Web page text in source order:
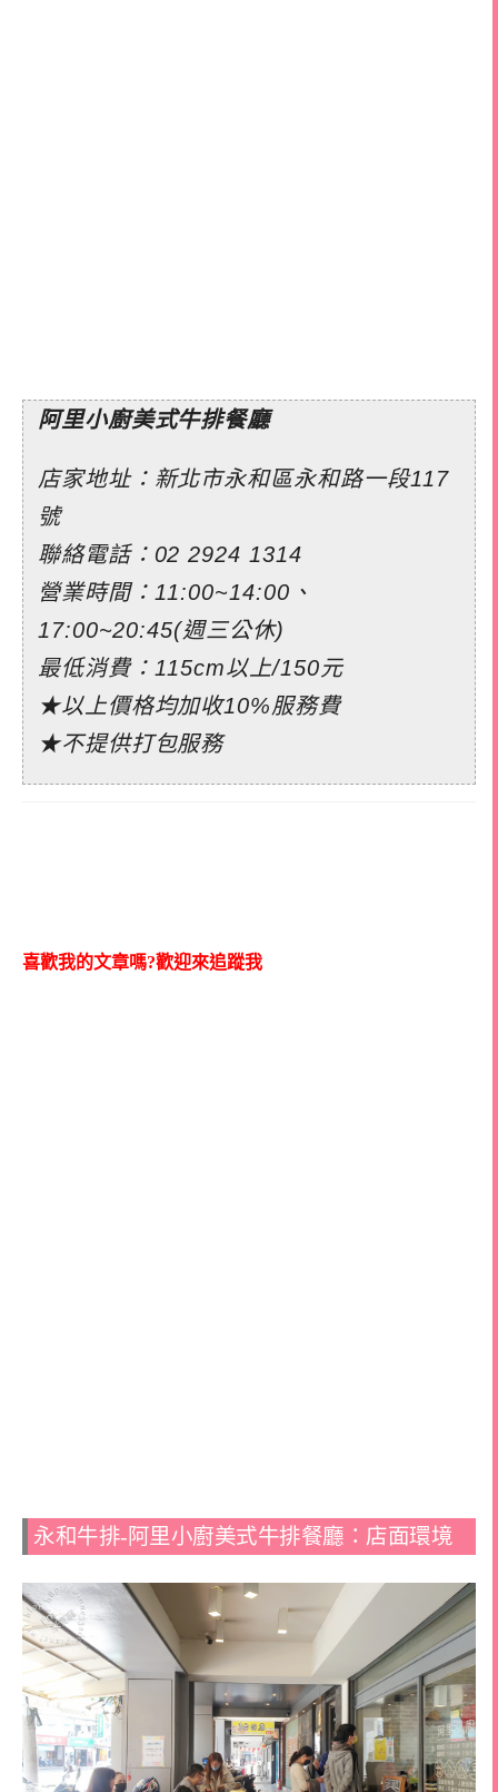
阿里小廚美式牛排餐廳
店家地址：新北市永和區永和路一段117
號
聯絡電話： 02 2924 1314
營業時間：11:00~14:00、
17:00~20:45(週三公休)
最低消費：115cm以上/150元
★以上價格均加收10%服務費
★不提供打包服務
喜歡我的文章嗎?歡迎來追蹤我
永和牛排-阿里小廚美式牛排餐廳：店面環境